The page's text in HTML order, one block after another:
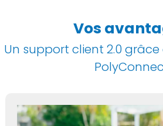
Vos
Un support client 2.0